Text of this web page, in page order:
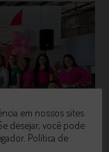
em nossos sites
desejar, você pode
Política de